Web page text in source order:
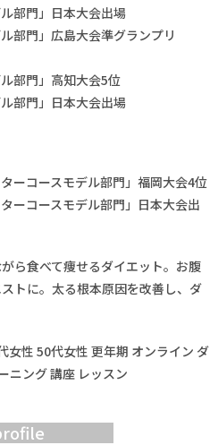
部門」日本大会出場
部門」広島大会準グランプリ
部門」高知大会5位
部門」日本大会出場
ーコースモデル部門」福岡大会4位
ーコースモデル部門」日本大会出
ら食べて痩せるダイエット。お腹
トに。太る根本原因を改善し、ダ
女性 50代女性 更年期 オンライン ダ
ニング 講座 レッスン